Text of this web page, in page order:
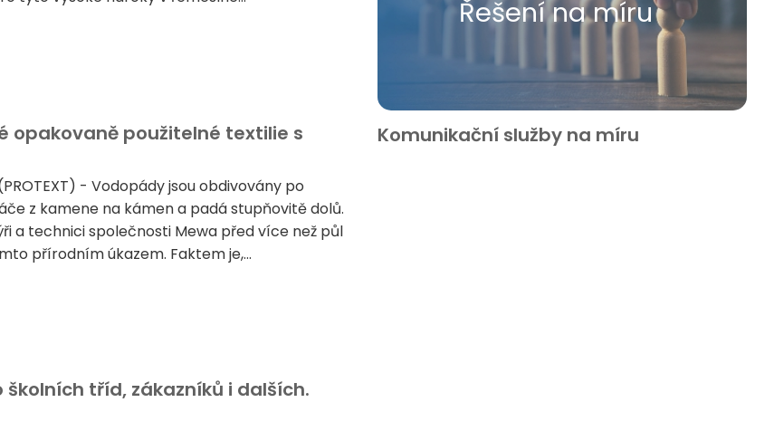
opakovaně použitelné textilie s
- Vodopády jsou obdivovány po
z kamene na kámen a padá stupňovitě dolů.
a technici společnosti Mewa před více než půl
přírodním úkazem. Faktem je,...
tříd, zákazníků i dalších.
Řešení na míru
Komunikační služby na míru